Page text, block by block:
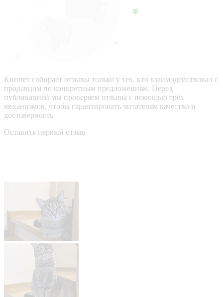
Кинпет собирает отзывы только у тех, кто взаимодействовал с
продавцом по конкретным предложениям. Перед
публикацией мы проверяем отзывы с помощью трёх
механизмов, чтобы гарантировать читателям качество и
достоверность
Оставить первый отзыв